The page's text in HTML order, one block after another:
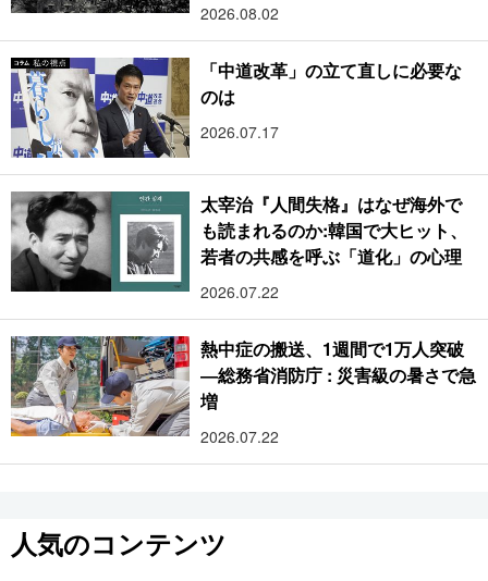
2026.08.02
「中道改革」の立て直しに必要な
のは
2026.07.17
太宰治『人間失格』はなぜ海外で
も読まれるのか:韓国で大ヒット、
若者の共感を呼ぶ「道化」の心理
2026.07.22
熱中症の搬送、1週間で1万人突破
―総務省消防庁 : 災害級の暑さで急
増
2026.07.22
人気のコンテンツ